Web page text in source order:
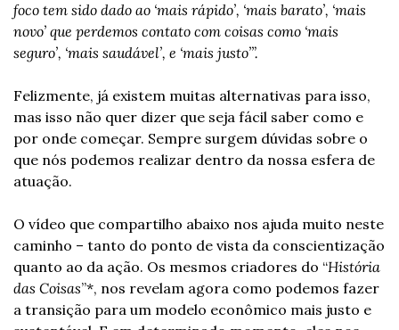
foco tem sido dado ao ‘mais rápido’, ‘mais barato’, ‘mais
novo’ que perdemos contato com coisas como ‘mais
seguro’, ‘mais saudável’, e ‘mais justo’”.
Felizmente, já existem muitas alternativas para isso,
mas isso não quer dizer que seja fácil saber como e
por onde começar. Sempre surgem dúvidas sobre o
que nós podemos realizar dentro da nossa esfera de
atuação.
O vídeo que compartilho abaixo nos ajuda muito neste
caminho – tanto do ponto de vista da conscientização
quanto ao da ação. Os mesmos criadores do “História
das Coisas”*, nos revelam agora como podemos fazer
a transição para um modelo econômico mais justo e